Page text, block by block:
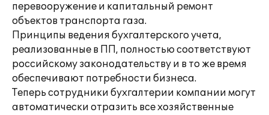
перевооружение и капитальный ремонт
объектов транспорта газа.
Принципы ведения бухгалтерского учета,
реализованные в ПП, полностью соответствуют
российскому законодательству и в то же время
обеспечивают потребности бизнеса.
Теперь сотрудники бухгалтерии компании могут
автоматически отразить все хозяйственные